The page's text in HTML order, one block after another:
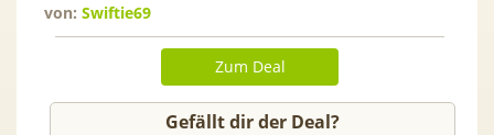
von: Swiftie69
Zum Deal
Gefällt dir der Deal?